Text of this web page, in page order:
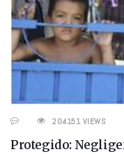
204151 VIEWS
Protegido: